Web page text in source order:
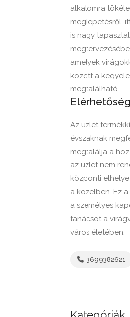
alkalomra
meglepetésről,
is nagy
amelyek
között a
megtalálható.
Az üzlet
évszaknak
megtalálja a
az üzlet nem
központi
a közelben. Ez
a személyes
tanácsot a
város életében.
3699382621